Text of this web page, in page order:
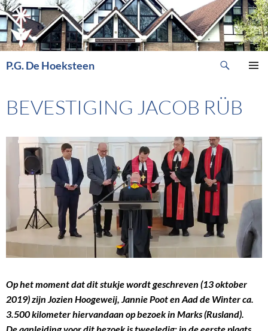
Ga
naar
de
inhoud
P.G. De Hoeksteen
BEVESTIGING JACOB RÜB
Op het moment dat dit stukje wordt geschreven (13 oktober
2019) zijn Jozien Hoogeweij, Jannie Poot en Aad de Winter ca.
3.500 kilometer hiervandaan op bezoek in Marks (Rusland).